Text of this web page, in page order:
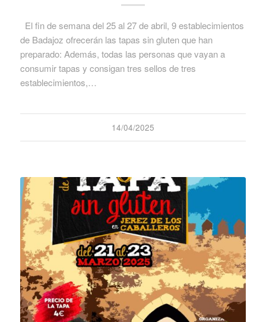
El fin de semana del 25 al 27 de abril, 9 establecimientos
de Badajoz ofrecerán las tapas sin gluten que han
preparado: Además, todas las personas que vayan a
consumir tapas y consigan tres sellos de tres
establecimientos,…
14/04/2025